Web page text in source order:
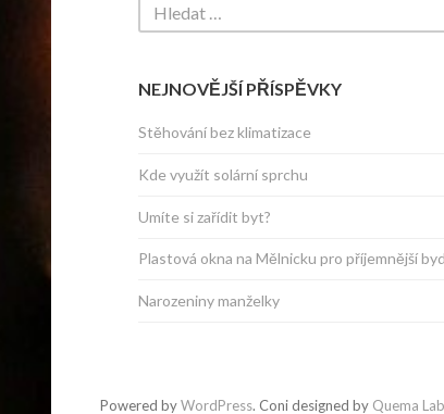
NEJNOVĚJŠÍ PŘÍSPĚVKY
Stěhování bez klimatizace
Kde využít solární sprchu
Umíte si zařídit byt?
Plastová okna na Mělnicku pro příjemnější
Narozeniny manželky
Powered byWordPress. Coni designed by Quema